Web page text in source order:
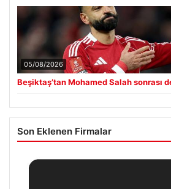
05/08/2026
Beşiktaş’tan Mohamed Salah sonrası
Son Eklenen Firmalar